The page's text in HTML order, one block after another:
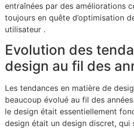
entraînées par des améliorations
toujours en quête d’optimisation
utilisateur .
Evolution des
design au fil des
Les tendances en matière de
beaucoup évolué au fil des
le design était essentiellement
design était un design discret, qui